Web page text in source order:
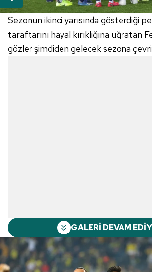
Sezonun ikinci yarısında gösterdiği
taraftarını hayal kırıklığına uğratan
gözler şimdiden gelecek sezona
GALERİ DEVAM